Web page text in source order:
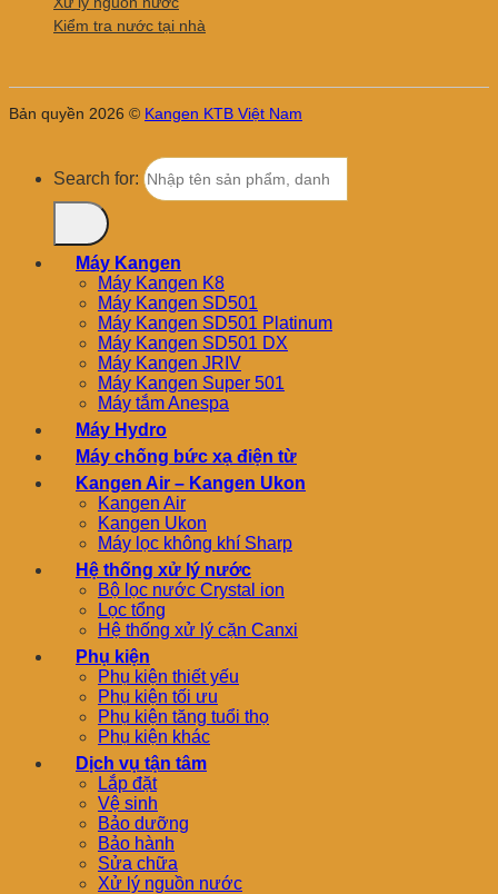
Kiểm tra nước tại nhà
Bản quyền 2026 © Kangen KTB Việt Nam
Search for:
Máy Kangen
Máy Kangen K8
Máy Kangen SD501
Máy Kangen SD501 Platinum
Máy Kangen SD501 DX
Máy Kangen JRIV
Máy Kangen Super 501
Máy tắm Anespa
Máy Hydro
Máy chống bức xạ điện từ
Kangen Air – Kangen Ukon
Kangen Air
Kangen Ukon
Máy lọc không khí Sharp
Hệ thống xử lý nước
Bộ lọc nước Crystal ion
Lọc tổng
Hệ thống xử lý cặn Canxi
Phụ kiện
Phụ kiện thiết yếu
Phụ kiện tối ưu
Phụ kiện tăng tuổi thọ
Phụ kiện khác
Dịch vụ tận tâm
Lắp đặt
Vệ sinh
Bảo dưỡng
Bảo hành
Sửa chữa
Xử lý nguồn nước